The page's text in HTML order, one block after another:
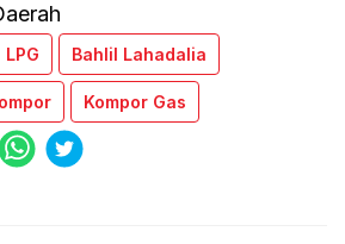
LPG Bahlil Lahadalia
Kompor Gas